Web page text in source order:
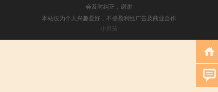
会及时纠正，谢谢
本站仅为个人兴趣爱好，不接盈利性广告及商业合作
小男孩